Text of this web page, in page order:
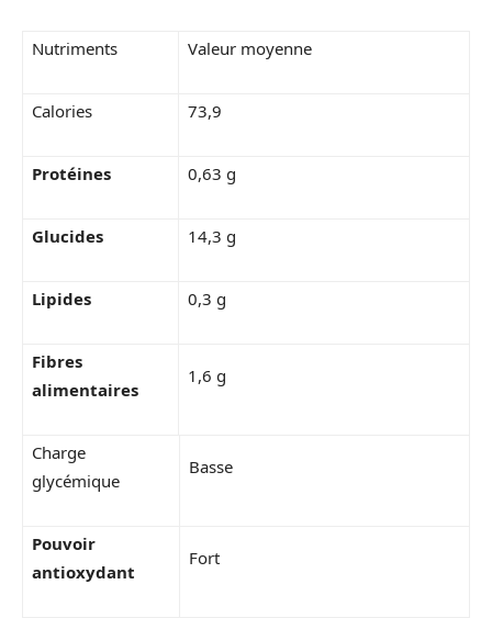
Nutriments Valeur moyenne
Calories 73,9
Protéines 0,63 g
Glucides 14,3 g
Lipides 0,3 g
Fibres
alimentaires
1,6 g
Charge
glycémique
Basse
Pouvoir
antioxydant
Fort